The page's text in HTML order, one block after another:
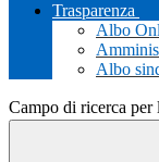
Trasparenza
Albo
Albo
Campo di ricerca per